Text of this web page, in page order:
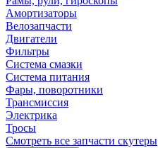
Амортизаторы
Велозапчасти
Двигатели
Фильтры
Система смазки
Система питания
Фары, поворотники
Трансмиссия
Электрика
Тросы
Смотреть все запчасти скутеры